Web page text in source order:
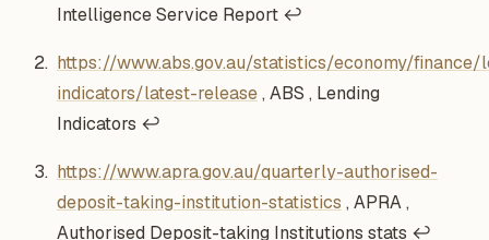
Intelligence Service Report ↩
https://www.abs.gov.au/statistics/economy/finance/
indicators/latest-release, ABS , Lending
Indicators ↩
https://www.apra.gov.au/quarterly-authorised-
deposit-taking-institution-statistics , APRA ,
Authorised Deposit-taking Institutions stats ↩